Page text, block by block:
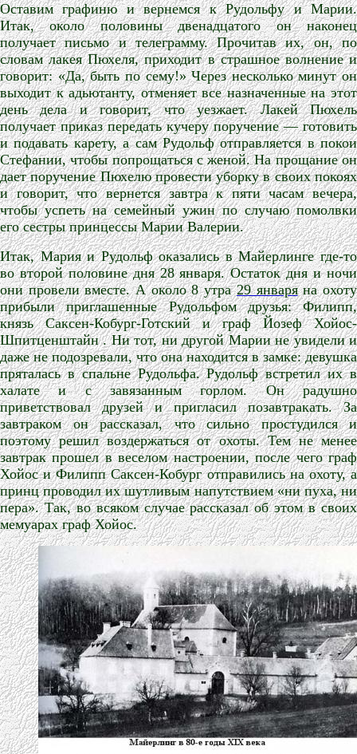
Оставим графиню и вернемся к Рудольфу и Марии.
Итак, около половины двенадцатого он наконец
получает письмо и телеграмму. Прочитав их, он, по
словам лакея Пюхеля, приходит в страшное волнение и
говорит: «Да, быть по сему!» Через несколько минут он
выходит к адьютанту, отменяет все назначенные на этот
день дела и говорит, что уезжает. Лакей Пюхель
получает приказ передать кучеру поручение — готовить
и подавать карету, а сам Рудольф отправляется в покои
Стефании, чтобы попрощаться с женой. На прощание он
дает поручение Пюхелю провести уборку в своих покоях
и говорит, что вернется завтра к пяти часам вечера,
чтобы успеть на семейный ужин по случаю помолвки
его сестры принцессы Марии Валерии.
Итак, Мария и Рудольф оказались в Майерлинге где-то
во второй половине дня 28 января. Остаток дня и ночи
они провели вместе. А около 8 утра29 январяна охоту
прибыли приглашенные Рудольфом друзья: Филипп,
князь Саксен-Кобург-Готский и граф Йозеф Хойос-
Шпитценштайн . Ни тот, ни другой Марии не увидели и
даже не подозревали, что она находится в замке: девушка
пряталась в спальне Рудольфа. Рудольф встретил их в
халате и с завязанным горлом. Он радушно
приветствовал друзей и пригласил позавтракать. За
завтраком он рассказал, что сильно простудился и
поэтому решил воздержаться от охоты. Тем не менее
завтрак прошел в веселом настроении, после чего граф
Хойос и Филипп Саксен-Кобург отправились на охоту, а
принц проводил их шутливым напутствием «ни пуха, ни
пера». Так, во всяком случае рассказал об этом в своих
мемуарах граф Хойос.